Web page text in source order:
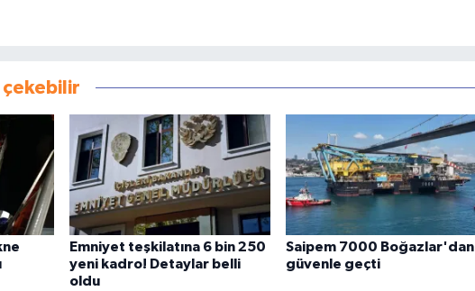
çekebilir
Emniyet teşkilatına 6 bin 250
yeni kadro! Detaylar belli
oldu
Saipem 7000 Boğazlar'dan
güvenle geçti